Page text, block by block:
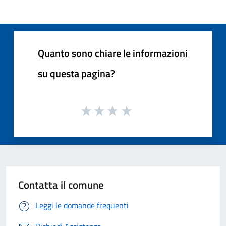
Quanto sono chiare le informazioni
su questa pagina?
Contatta il comune
Leggi le domande frequenti